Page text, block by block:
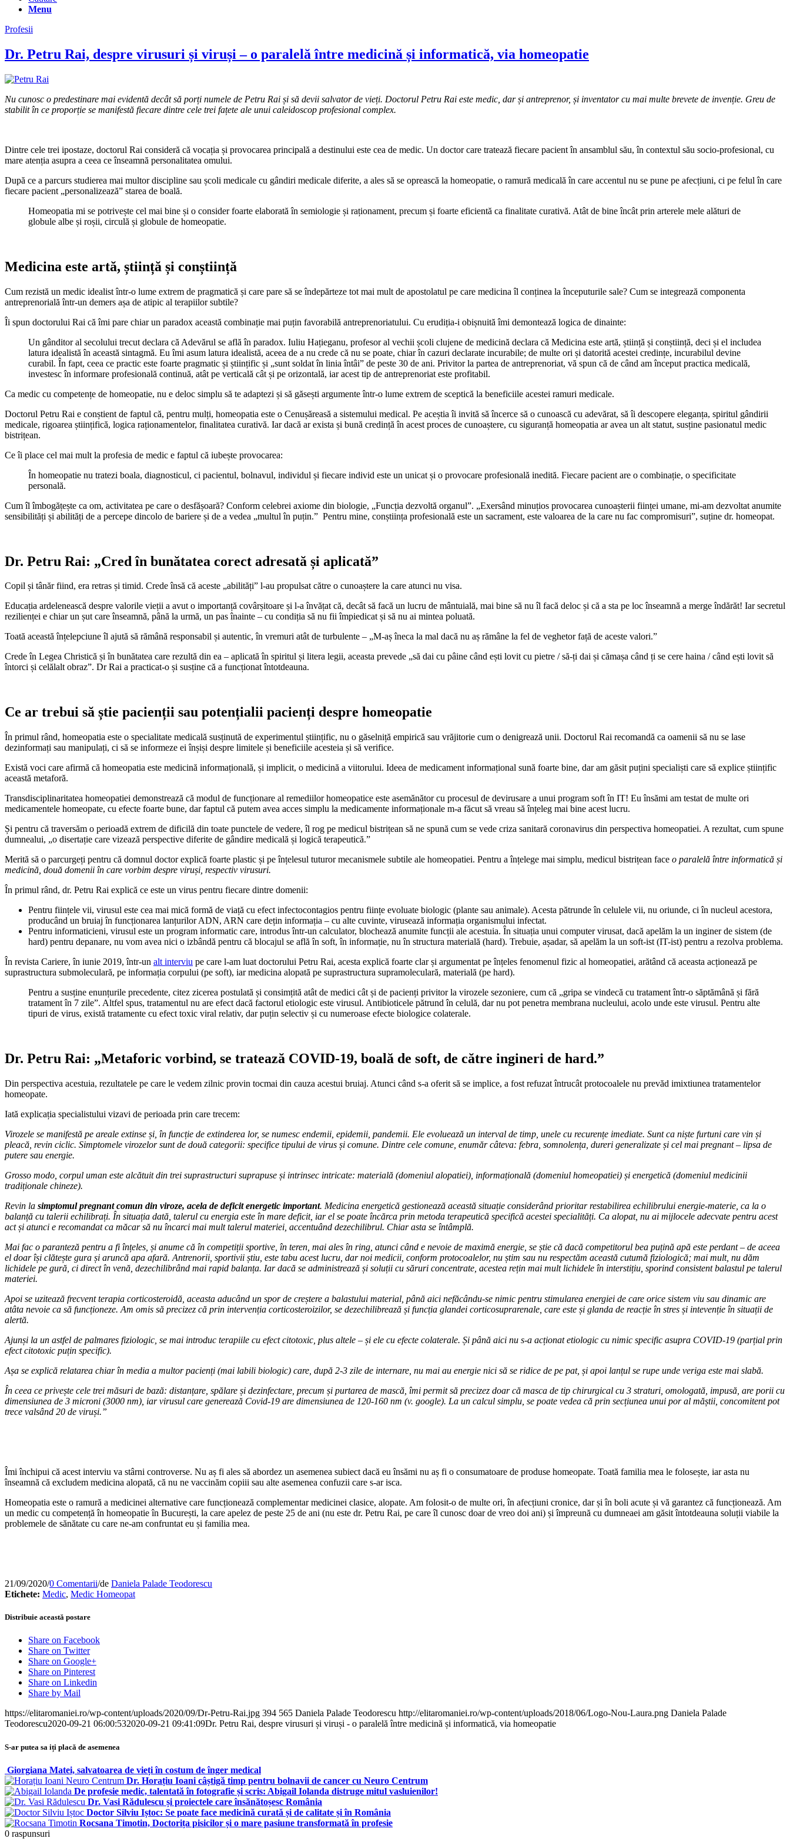
Menu
Profesii
Dr. Petru Rai, despre virusuri și viruși – o paralelă între medicină și informatică, via homeopatie
Nu cunosc o predestinare mai evidentă decât să porți numele de Petru Rai și să devii salvator de vieți. Doctorul Petru Rai este medic, dar și antreprenor, și inventator cu mai multe brevete de invenție. Greu de
stabilit în ce proporție se manifestă fiecare dintre cele trei fațete ale unui caleidoscop profesional complex.
Dintre cele trei ipostaze, doctorul Rai consideră că vocația și provocarea principală a destinului este cea de medic. Un doctor care tratează fiecare pacient în ansamblul său, în contextul său socio-profesional, cu
mare atenția asupra a ceea ce înseamnă personalitatea omului.
După ce a parcurs studierea mai multor discipline sau școli medicale cu gândiri medicale diferite, a ales să se oprească la homeopatie, o ramură medicală în care accentul nu se pune pe afecțiuni, ci pe felul în care
fiecare pacient „personalizează” starea de boală.
Homeopatia mi se potrivește cel mai bine și o consider foarte elaborată în semiologie și raționament, precum și foarte eficientă ca finalitate curativă. Atât de bine încât prin arterele mele alături de
globule albe și roșii, circulă și globule de homeopatie.
Medicina este artă, știință și conștiință
Cum rezistă un medic idealist într-o lume extrem de pragmatică și care pare să se îndepărteze tot mai mult de apostolatul pe care medicina îl conținea la începuturile sale? Cum se integrează componenta
antreprenorială într-un demers așa de atipic al terapiilor subtile?
Îi spun doctorului Rai că îmi pare chiar un paradox această combinație mai puțin favorabilă antreprenoriatului. Cu erudiția-i obișnuită îmi demontează logica de dinainte:
Un gânditor al secolului trecut declara că Adevărul se află în paradox. Iuliu Hațieganu, profesor al vechii școli clujene de medicină declara că Medicina este artă, știință și conștiință, deci și el includea
latura idealistă în această sintagmă. Eu îmi asum latura idealistă, aceea de a nu crede că nu se poate, chiar în cazuri declarate incurabile; de multe ori și datorită acestei credințe, incurabilul devine
curabil. În fapt, ceea ce practic este foarte pragmatic și științific și „sunt soldat în linia întâi” de peste 30 de ani. Privitor la partea de antreprenoriat, vă spun că de când am început practica medicală,
investesc în informare profesională continuă, atât pe verticală cât și pe orizontală, iar acest tip de antreprenoriat este profitabil.
Ca medic cu competențe de homeopatie, nu e deloc simplu să te adaptezi și să găsești argumente într-o lume extrem de sceptică la beneficiile acestei ramuri medicale.
Doctorul Petru Rai e conștient de faptul că, pentru mulți, homeopatia este o Cenușăreasă a sistemului medical. Pe aceștia îi invită să încerce să o cunoască cu adevărat, să îi descopere eleganța, spiritul gândirii
medicale, rigoarea științifică, logica raționamentelor, finalitatea curativă. Iar dacă ar exista și bună credință în acest proces de cunoaștere, cu siguranță homeopatia ar avea un alt statut, susține pasionatul medic
bistrițean.
Ce îi place cel mai mult la profesia de medic e faptul că iubește provocarea:
În homeopatie nu tratezi boala, diagnosticul, ci pacientul, bolnavul, individul și fiecare individ este un unicat și o provocare profesională inedită. Fiecare pacient are o combinație, o specificitate
personală.
Cum îl îmbogățește ca om, activitatea pe care o desfășoară? Conform celebrei axiome din biologie, „Funcția dezvoltă organul”. „Exersând minuțios provocarea cunoașterii ființei umane, mi-am dezvoltat anumite
sensibilități și abilități de a percepe dincolo de bariere și de a vedea „multul în puțin.” Pentru mine, conștiința profesională este un sacrament, este valoarea de la care nu fac compromisuri”, suține dr. homeopat.
Dr. Petru Rai: „Cred în bunătatea corect adresată și aplicată”
Copil și tânăr fiind, era retras și timid. Crede însă că aceste „abilități” l-au propulsat către o cunoaștere la care atunci nu visa.
Educația ardelenească despre valorile vieții a avut o importanță covârșitoare și l-a învățat că, decât să facă un lucru de mântuială, mai bine să nu îl facă deloc și că a sta pe loc înseamnă a merge îndărăt! Iar secretul
rezilienței e chiar un șut care înseamnă, până la urmă, un pas înainte – cu condiția să nu fii împiedicat și să nu ai mintea poluată.
Toată această înțelepciune îl ajută să rămână responsabil și autentic, în vremuri atât de turbulente – „M-aș îneca la mal dacă nu aș rămâne la fel de veghetor față de aceste valori.”
Crede în Legea Christică și în bunătatea care rezultă din ea – aplicată în spiritul și litera legii, aceasta prevede „să dai cu pâine când ești lovit cu pietre / să-ți dai și cămașa când ți se cere haina / când ești lovit să
întorci și celălalt obraz”. Dr Rai a practicat-o și susține că a funcționat întotdeauna.
Ce ar trebui să știe pacienții sau potențialii pacienți despre homeopatie
În primul rând, homeopatia este o specialitate medicală susținută de experimentul științific, nu o găselniță empirică sau vrăjitorie cum o denigrează unii. Doctorul Rai recomandă ca oamenii să nu se lase
dezinformați sau manipulați, ci să se informeze ei înșiși despre limitele și beneficiile acesteia și să verifice.
Există voci care afirmă că homeopatia este medicină informațională, și implicit, o medicină a viitorului. Ideea de medicament informațional sună foarte bine, dar am găsit puțini specialiști care să explice științific
această metaforă.
Transdisciplinaritatea homeopatiei demonstrează că modul de funcționare al remediilor homeopatice este asemănător cu procesul de devirusare a unui program soft în IT! Eu însămi am testat de multe ori
medicamentele homeopate, cu efecte foarte bune, dar faptul că putem avea acces simplu la medicamente informaționale m-a făcut să vreau să înțeleg mai bine acest lucru.
Și pentru că traversăm o perioadă extrem de dificilă din toate punctele de vedere, îl rog pe medicul bistrițean să ne spună cum se vede criza sanitară coronavirus din perspectiva homeopatiei. A rezultat, cum spune
dumnealui, „o disertație care vizează perspective diferite de gândire medicală și logică terapeutică.”
Merită să o parcurgeți pentru că domnul doctor explică foarte plastic și pe înțelesul tuturor mecanismele subtile ale homeopatiei. Pentru a înțelege mai simplu, medicul bistrițean face o paralelă între informatică și
medicină, două domenii în care vorbim despre viruși, respectiv virusuri.
În primul rând, dr. Petru Rai explică ce este un virus pentru fiecare dintre domenii:
Pentru ființele vii, virusul este cea mai mică formă de viață cu efect infectocontagios pentru ființe evoluate biologic (plante sau animale). Acesta pătrunde în celulele vii, nu oriunde, ci în nucleul acestora,
producând un bruiaj în funcționarea lanțurilor ADN, ARN care dețin informația – cu alte cuvinte, virusează informația organismului infectat.
Pentru informaticieni, virusul este un program informatic care, introdus într-un calculator, blochează anumite funcții ale acestuia. În situația unui computer virusat, dacă apelăm la un inginer de sistem (de
hard) pentru depanare, nu vom avea nici o izbândă pentru că blocajul se află în soft, în informație, nu în structura materială (hard). Trebuie, așadar, să apelăm la un soft-ist (IT-ist) pentru a rezolva problema.
În revista Cariere, în iunie 2019, într-un alt interviu pe care l-am luat doctorului Petru Rai, acesta explică foarte clar și argumentat pe înțeles fenomenul fizic al homeopatiei, arătând că aceasta acționează pe
suprastructura submoleculară, pe informația corpului (pe soft), iar medicina alopată pe suprastructura supramoleculară, materială (pe hard).
Pentru a susține enunțurile precedente, citez zicerea postulată și consimțită atât de medici cât și de pacienți privitor la virozele sezoniere, cum că „gripa se vindecă cu tratament într-o săptămână și fără
tratament în 7 zile”. Altfel spus, tratamentul nu are efect dacă factorul etiologic este virusul. Antibioticele pătrund în celulă, dar nu pot penetra membrana nucleului, acolo unde este virusul. Pentru alte
tipuri de virus, există tratamente cu efect toxic viral relativ, dar puțin selectiv și cu numeroase efecte biologice colaterale.
Dr. Petru Rai: „Metaforic vorbind, se tratează COVID-19, boală de soft, de către ingineri de hard.”
Din perspectiva acestuia, rezultatele pe care le vedem zilnic provin tocmai din cauza acestui bruiaj. Atunci când s-a oferit să se implice, a fost refuzat întrucât protocoalele nu prevăd imixtiunea tratamentelor
homeopate.
Iată explicația specialistului vizavi de perioada prin care trecem:
Virozele se manifestă pe areale extinse și, în funcție de extinderea lor, se numesc endemii, epidemii, pandemii. Ele evoluează un interval de timp, unele cu recurențe imediate. Sunt ca niște furtuni care vin și
pleacă, revin ciclic. Simptomele virozelor sunt de două categorii: specifice tipului de virus și comune. Dintre cele comune, enumăr câteva: febra, somnolența, dureri generalizate și cel mai pregnant – lipsa de
putere sau energie.
Grosso modo, corpul uman este alcătuit din trei suprastructuri suprapuse și intrinsec intricate: materială (domeniul alopatiei), informațională (domeniul homeopatiei) și energetică (domeniul medicinii
tradiționale chineze).
Revin la simptomul pregnant comun din viroze, acela de deficit energetic important. Medicina energetică gestionează această situație considerând prioritar restabilirea echilibrului energie-materie, ca la o
balanță cu talerii echilibrați. În situația dată, talerul cu energia este în mare deficit, iar el se poate încărca prin metoda terapeutică specifică acestei specialități. Ca alopat, nu ai mijlocele adecvate pentru acest
act și atunci e recomandat ca măcar să nu încarci mai mult talerul materiei, accentuând dezechilibrul. Chiar asta se întâmplă.
Mai fac o paranteză pentru a fi înțeles, și anume că în competiții sportive, în teren, mai ales în ring, atunci când e nevoie de maximă energie, se știe că dacă competitorul bea puțină apă este perdant – de aceea
el doar își clătește gura și aruncă apa afară. Antrenorii, sportivii știu, este tabu acest lucru, dar noi medicii, conform protocoalelor, nu știm sau nu respectăm această cutumă fiziologică; mai mult, nu dăm
lichidele pe gură, ci direct în venă, dezechilibrând mai rapid balanța. Iar dacă se administrează și soluții cu săruri concentrate, acestea rețin mai mult lichidele în interstițiu, sporind consistent balastul pe talerul
materiei.
Apoi se uzitează frecvent terapia corticosteroidă, aceasta aducând un spor de creștere a balastului material, până aici nefăcându-se nimic pentru stimularea energiei de care orice sistem viu sau dinamic are
atâta nevoie ca să funcționeze. Am omis să precizez că prin intervenția corticosteroizilor, se dezechilibrează și funcția glandei corticosuprarenale, care este și glanda de reacție în stres și intevenție în situații de
alertă.
Ajunși la un astfel de palmares fiziologic, se mai introduc terapiile cu efect citotoxic, plus altele – și ele cu efecte colaterale. Și până aici nu s-a acționat etiologic cu nimic specific asupra COVID-19 (parțial prin
efect citotoxic puțin specific).
Așa se explică relatarea chiar în media a multor pacienți (mai labili biologic) care, după 2-3 zile de internare, nu mai au energie nici să se ridice de pe pat, și apoi lanțul se rupe unde veriga este mai slabă.
În ceea ce privește cele trei măsuri de bază: distanțare, spălare și dezinfectare, precum și purtarea de mască, îmi permit să precizez doar că masca de tip chirurgical cu 3 straturi, omologată, impusă, are porii cu
dimensiunea de 3 microni (3000 nm), iar virusul care generează Covid-19 are dimensiunea de 120-160 nm (v. google). La un calcul simplu, se poate vedea că prin secțiunea unui por al măștii, concomitent pot
trece valsând 20 de viruși.”
Îmi închipui că acest interviu va stârni controverse. Nu aș fi ales să abordez un asemenea subiect dacă eu însămi nu aș fi o consumatoare de produse homeopate. Toată familia mea le folosește, iar asta nu
înseamnă că excludem medicina alopată, că nu ne vaccinăm copiii sau alte asemenea confuzii care s-ar isca.
Homeopatia este o ramură a medicinei alternative care funcționează complementar medicinei clasice, alopate. Am folosit-o de multe ori, în afecțiuni cronice, dar și în boli acute și vă garantez că funcționează. Am
un medic cu competență în homeopatie în București, la care apelez de peste 25 de ani (nu este dr. Petru Rai, pe care îl cunosc doar de vreo doi ani) și împreună cu dumneaei am găsit întotdeauna soluții viabile la
problemele de sănătate cu care ne-am confruntat eu și familia mea.
21/09/2020/0 Comentarii/de Daniela Palade Teodorescu
Etichete: Medic, Medic Homeopat
Distribuie această postare
Share on Facebook
Share on Twitter
Share on Google+
Share on Pinterest
Share on Linkedin
Share by Mail
https://elitaromaniei.ro/wp-content/uploads/2020/09/Dr-Petru-Rai.jpg 394 565 Daniela Palade Teodorescu http://elitaromaniei.ro/wp-content/uploads/2018/06/Logo-Nou-Laura.png Daniela Palade
Teodorescu2020-09-21 06:00:532020-09-21 09:41:09Dr. Petru Rai, despre virusuri și viruși - o paralelă între medicină și informatică, via homeopatie
S-ar putea sa iți placă de asemenea
Giorgiana Matei, salvatoarea de vieți în costum de înger medical
Dr. Horațiu Ioani câștigă timp pentru bolnavii de cancer cu Neuro Centrum
De profesie medic, talentată în fotografie și scris: Abigail Iolanda distruge mitul vasluienilor!
Dr. Vasi Rădulescu și proiectele care însănătoșesc România
Doctor Silviu Iștoc: Se poate face medicină curată și de calitate și în România
Rocsana Timotin, Doctorița pisicilor și o mare pasiune transformată în profesie
0 raspunsuri